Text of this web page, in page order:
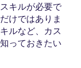
キルが必要で
けではありま
ルなど、カス
っておきたい